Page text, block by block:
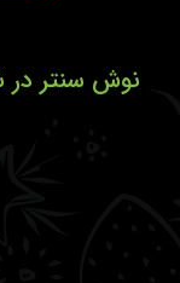
نوش سنتر در